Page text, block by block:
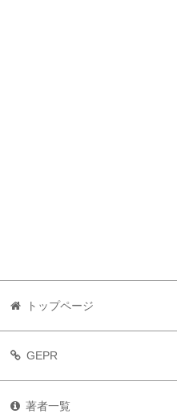
トップページ
GEPR
著者一覧